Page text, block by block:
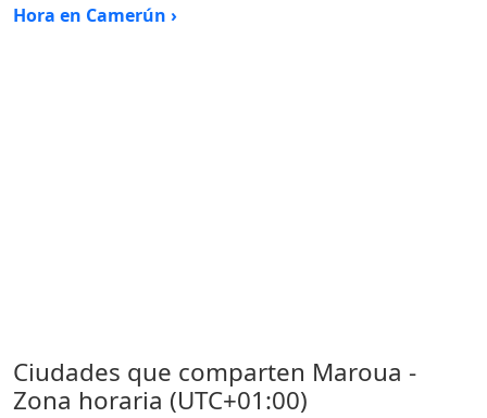
Hora en Camerún ›
Ciudades que comparten Maroua -
Zona horaria (UTC+01:00)